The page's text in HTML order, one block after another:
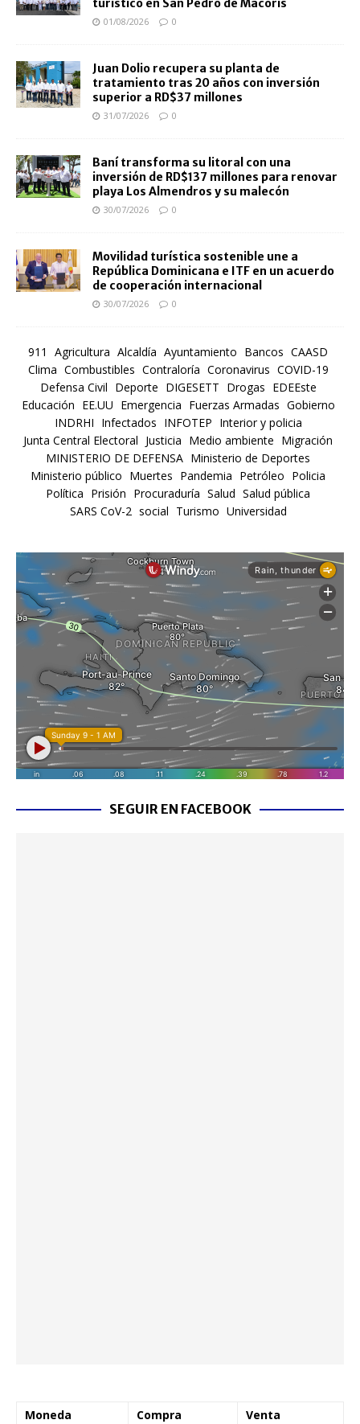
turístico en San Pedro de Macorís
01/08/2026 0
Juan Dolio recupera su planta de
tratamiento tras 20 años con inversión
superior a RD$37 millones
31/07/2026 0
Baní transforma su litoral con una
inversión de RD$137 millones para renovar
playa Los Almendros y su malecón
30/07/2026 0
Movilidad turística sostenible une a
República Dominicana e ITF en un acuerdo
de cooperación internacional
30/07/2026 0
911 Agricultura Alcaldía Ayuntamiento Bancos CAASD
Clima Combustibles Contraloría Coronavirus COVID-19
Defensa Civil Deporte DIGESETT Drogas EDEEste
Educación EE.UU Emergencia Fuerzas Armadas Gobierno
INDRHI Infectados INFOTEP Interior y policia
Junta Central Electoral Justicia Medio ambiente Migración
MINISTERIO DE DEFENSA Ministerio de Deportes
Ministerio público Muertes Pandemia Petróleo Policia
Política Prisión Procuraduría Salud Salud pública
SARS CoV-2 social Turismo Universidad
SEGUIR EN FACEBOOK
Moneda Compra
Venta